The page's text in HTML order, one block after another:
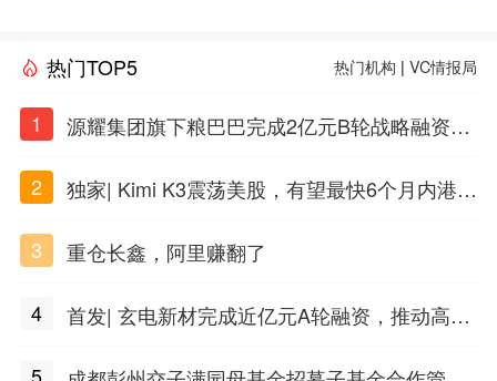
热门TOP5 热门机构 |VC情报局
1
源耀集团旗下粮巴巴完成2亿元B轮战略融资，
2
独家| Kimi K3震荡美股，有望最快6个月内港股
3
重仓长鑫，阿里赚翻了
4
首发| 玄电新材完成近亿元A轮融资，推动高端
5